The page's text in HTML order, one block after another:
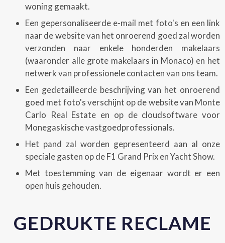
woning gemaakt.
Een gepersonaliseerde e-mail met foto's en een link
naar de website van het onroerend goed zal worden
verzonden naar enkele honderden makelaars
(waaronder alle grote makelaars in Monaco) en het
netwerk van professionele contacten van ons team.
Een gedetailleerde beschrijving van het onroerend
goed met foto's verschijnt op de website van Monte
Carlo Real Estate en op de cloudsoftware voor
Monegaskische vastgoedprofessionals.
Het pand zal worden gepresenteerd aan al onze
speciale gasten op de F1 Grand Prix en Yacht Show.
Met toestemming van de eigenaar wordt er een
open huis gehouden.
GEDRUKTE RECLAME